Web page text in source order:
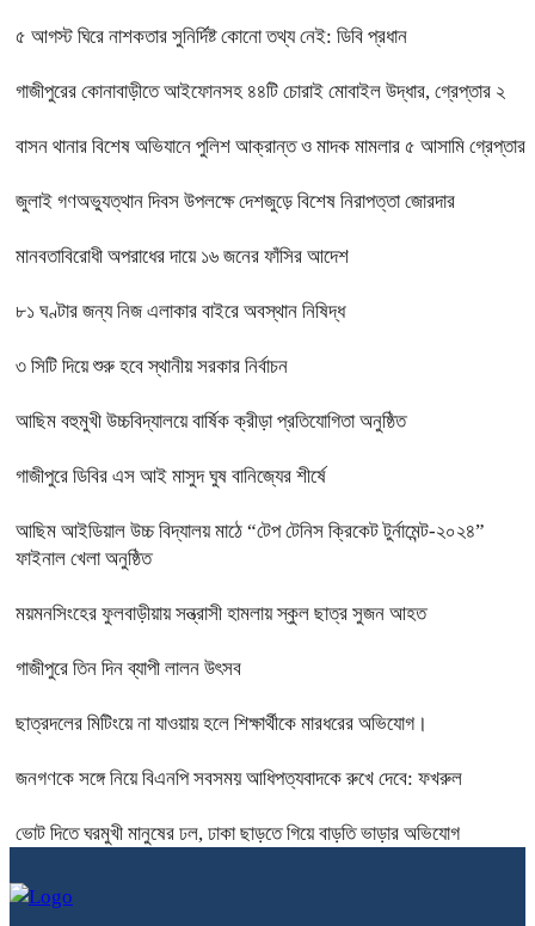
৫ আগস্ট ঘিরে নাশকতার সুনির্দিষ্ট কোনো তথ্য নেই: ডিবি প্রধান
গাজীপুরের কোনাবাড়ীতে আইফোনসহ ৪৪টি চোরাই মোবাইল উদ্ধার, গ্রেপ্তার ২
বাসন থানার বিশেষ অভিযানে পুলিশ আক্রান্ত ও মাদক মামলার ৫ আসামি গ্রেপ্তার
জুলাই গণঅভ্যুত্থান দিবস উপলক্ষে দেশজুড়ে বিশেষ নিরাপত্তা জোরদার
মানবতাবিরোধী অপরাধের দায়ে ১৬ জনের ফাঁসির আদেশ
৮১ ঘণ্টার জন্য নিজ এলাকার বাইরে অবস্থান নিষিদ্ধ
৩ সিটি দিয়ে শুরু হবে স্থানীয় সরকার নির্বাচন
আছিম বহুমুখী উচ্চবিদ্যালয়ে বার্ষিক ক্রীড়া প্রতিযোগিতা অনুষ্ঠিত
গাজীপুরে ডিবির এস আই মাসুদ ঘুষ বানিজ্যের শীর্ষে
আছিম আইডিয়াল উচ্চ বিদ্যালয় মাঠে “টেপ টেনিস ক্রিকেট টুর্নামেন্ট-২০২৪”
ফাইনাল খেলা অনুষ্ঠিত
ময়মনসিংহের ফুলবাড়ীয়ায় সন্ত্রাসী হামলায় স্কুল ছাত্র সুজন আহত
গাজীপুরে তিন দিন ব্যাপী লালন উৎসব
ছাত্রদলের মিটিংয়ে না যাওয়ায় হলে শিক্ষার্থীকে মারধরের অভিযোগ।
জনগণকে সঙ্গে নিয়ে বিএনপি সবসময় আধিপত্যবাদকে রুখে দেবে: ফখরুল
ভোট দিতে ঘরমুখী মানুষের ঢল, ঢাকা ছাড়তে গিয়ে বাড়তি ভাড়ার অভিযোগ